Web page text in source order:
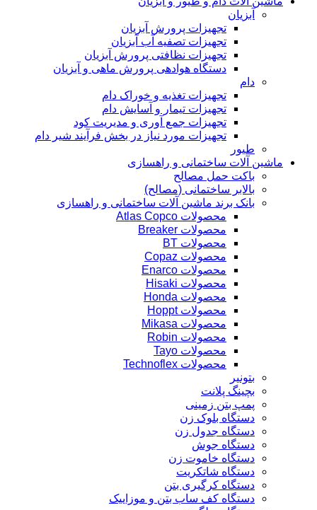
آبزیان
تجهیزات پرورش آبزیان
تجهیزات تصفیه آب آبزیان
تجهیزات نظافتی پرورش آبزیان
دستگاه هوادهی پرورش ماهی و آبزیان
دام
تجهیزات تغذیه و خوراک دام
تجهیزات تیمار و آسایش دام
تجهیزات جمع آوری و مدیریت کود
تجهیزات مورد نیاز در بخش فرآیند شیر دام
طیور
ماشین آلات ساختمانی و راهسازی
باکت حمل مصالح
بالابر ساختمانی (مصالح)
بانک برند ماشین آلات ساختمانی و راهسازی
محصولات Atlas Copco
محصولات Breaker
محصولات BT
محصولات Copaz
محصولات Enarco
محصولات Hisaki
محصولات Honda
محصولات Hoppt
محصولات Mikasa
محصولات Robin
محصولات Tayo
محصولات Technoflex
بتونیر
بچینگ پلانت
پمپ بتن زمینی
دستگاه بلوک زن
دستگاه جدول زن
دستگاه جوش
دستگاه خاموت زن
دستگاه شاتکریت
دستگاه کرگیری بتن
دستگاه کف ساب بتن و موزاییک